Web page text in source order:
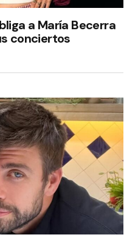
a María Becerra
conciertos